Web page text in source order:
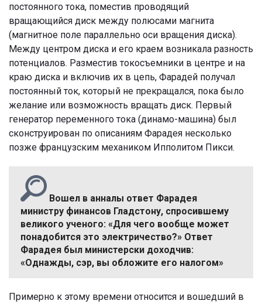
постоянного тока, поместив проводящий
вращающийся диск между полюсами магнита
(магнитное поле параллельно оси вращения диска).
Между центром диска и его краем возникала разность
потенциалов. Разместив токосъемники в центре и на
краю диска и включив их в цепь, Фарадей получал
постоянный ток, который не прекращался, пока было
желание или возможность вращать диск. Первый
генератор переменного тока (динамо-машина) был
сконструирован по описаниям Фарадея несколько
позже французским механиком Ипполитом Пикси.
Вошел в анналы ответ Фарадея
министру финансов Гладстону, спросившему
великого ученого: «Для чего вообще может
понадобится это электричество?» Ответ
Фарадея был министерски доходчив:
«Однажды, сэр, вы обложите его налогом»
Примерно к этому времени относится и вошедший в